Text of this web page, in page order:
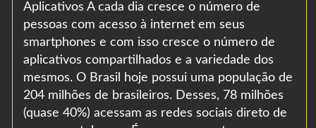
Aplicativos A cada dia cresce o número de
pessoas com acesso à internet em seus
smartphones e com isso cresce o número de
aplicativos compartilhados e a variedade dos
mesmos. O Brasil hoje possui uma população de
204 milhões de brasileiros. Desses, 78 milhões
(quase 40%) acessam as redes sociais direto de